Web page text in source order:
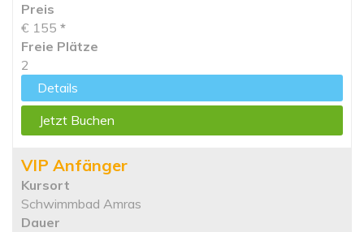
Preis
€ 155 *
Freie Plätze
2
Details
Jetzt Buchen
VIP Anfänger
Kursort
Schwimmbad Amras
Dauer